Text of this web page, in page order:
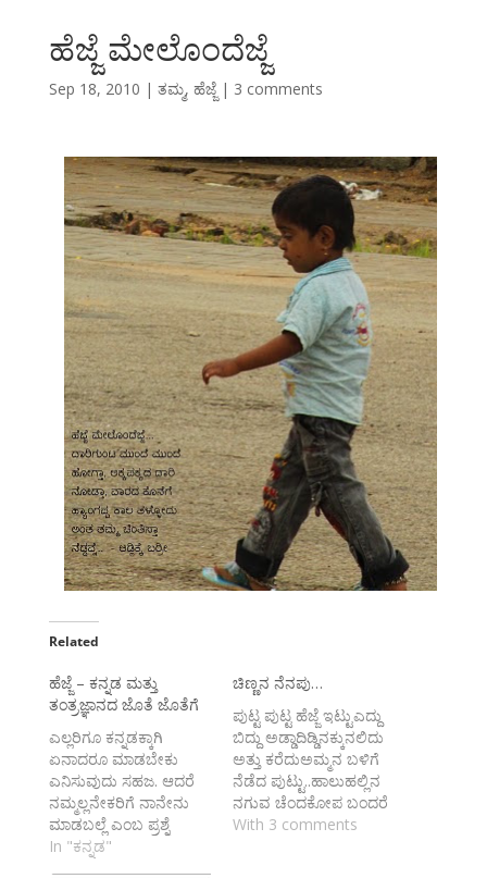
ಹೆಜ್ಜೆ ಮೇಲೊಂದೆಜ್ಜೆ
Sep 18, 2010 | ತಮ್ಮ, ಹೆಜ್ಜೆ| 3 comments
Related
ಹೆಜ್ಜೆ – ಕನ್ನಡ ಮತ್ತು
ತಂತ್ರಜ್ಞಾನದ ಜೊತೆ ಜೊತೆಗೆ
ಎಲ್ಲರಿಗೂ ಕನ್ನಡಕ್ಕಾಗಿ
ಏನಾದರೂ ಮಾಡಬೇಕು
ಎನಿಸುವುದು ಸಹಜ. ಆದರೆ
ನಮ್ಮಲ್ಲನೇಕರಿಗೆ ನಾನೇನು
ಮಾಡಬಲ್ಲೆ ಎಂಬ ಪ್ರಶ್ನೆ
ಕಾಡಿದರೆ, ಮತ್ತಿನ್ನಿತರರಿಗೆ
In "ಕನ್ನಡ"
ಚಿಣ್ಣನ ನೆನಪು…
ಪುಟ್ಟ ಪುಟ್ಟ ಹೆಜ್ಜೆ ಇಟ್ಟುಎದ್ದು
ಬಿದ್ದು ಅಡ್ಡಾದಿಡ್ಡಿನಕ್ಕುನಲಿದು
ಅತ್ತು ಕರೆದುಅಮ್ಮನ ಬಳಿಗೆ
ನೆಡೆದ ಪುಟ್ಟು..ಹಾಲುಹಲ್ಲಿನ
ನಗುವ ಚೆಂದಕೋಪ ಬಂದರೆ
ಮುಖದ
With 3 comments